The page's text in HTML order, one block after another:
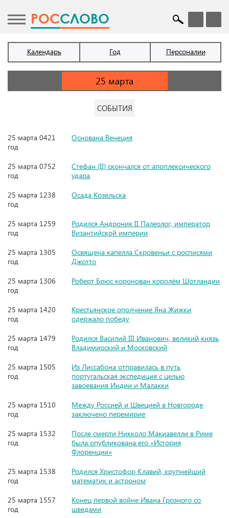
POCСЛОВО
Календарь Год Персоналии
СОБЫТИЯ
25 марта 0421
год
Основана Венеция
25 марта 0752
год
Стефан (II) скончался от апоплексического
удара
25 марта 1238
год
Осада Козельска
25 марта 1259
год
Родился Андроник II Палеолог, император
Византийской империи
25 марта 1305
год
Освящена капелла Скровеньи с росписями
Джотто
25 марта 1306
год
Роберт Брюс коронован королём Шотландии
25 марта 1420
год
Крестьянское ополчение Яна Жижки
одержало победу
25 марта 1479
год
Родился Василий III Иванович, великий князь
Владимирский и Московский
25 марта 1505
год
Из Лиссабона отправилась в путь
португальская экспедиция с целью
завоевания Индии и Малакки
25 марта 1510
год
Между Россией и Швецией в Новгороде
заключено перемирие
25 марта 1532
год
После смерти Никколо Макиавелли в Риме
была опубликована его «История
Флоренции»
25 марта 1538
год
Родился Христофор Клавий, крупнейший
математик и астроном
25 марта 1557
год
Конец первой войне Ивана Грозного со
шведами